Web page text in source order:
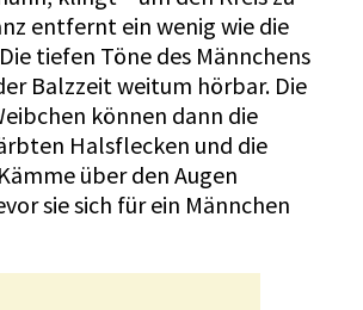
entfernt ein wenig wie die
tiefen Töne des Männchens
Balzzeit weitum hörbar. Die
können dann die
Halsflecken und die
über den Augen
sie sich für ein Männchen